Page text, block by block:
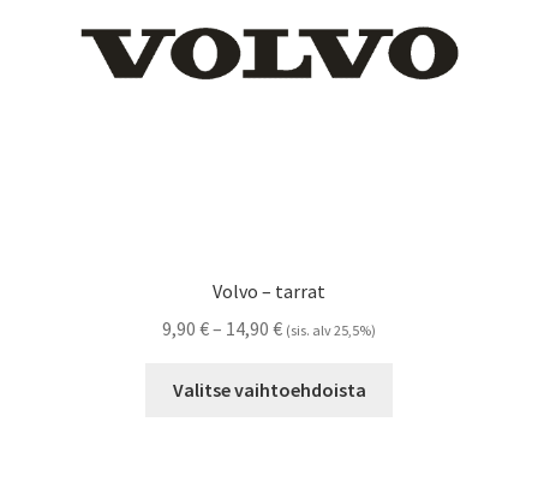
Volvo – tarrat
9,90 €– 14,90 €Hintaluokka:
-
(sis. alv 25,5%)
Valitse vaihtoehdoista